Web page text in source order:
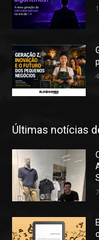
Últimas notícias